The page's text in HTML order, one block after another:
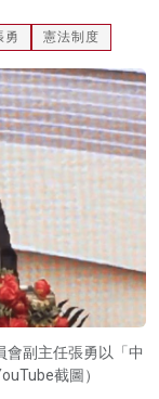
勇 憲法制度
會副主任張勇以「中
截圖）